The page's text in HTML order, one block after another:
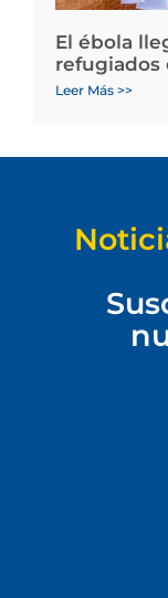
El ébola
refugiados
Leer Más >>